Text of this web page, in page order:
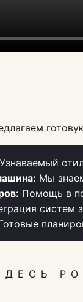
Узнаваемый
Мы
Помощь в
систем